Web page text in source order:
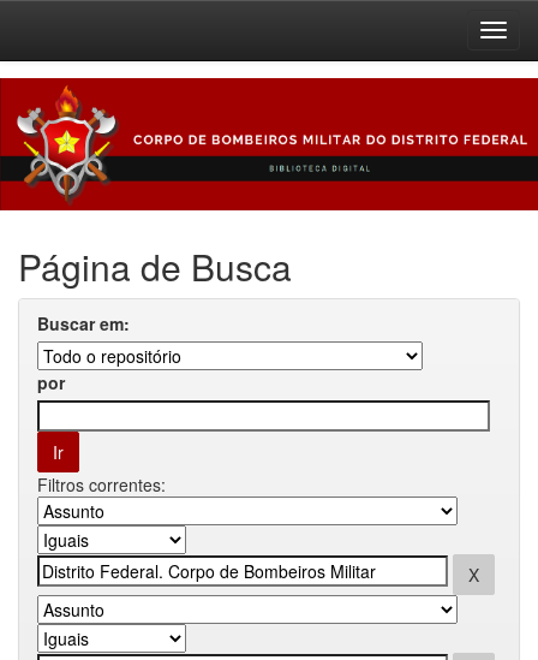
navigation
Página de Busca
Buscar em:
por
Filtros correntes: